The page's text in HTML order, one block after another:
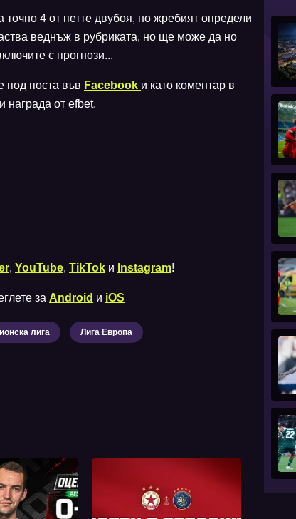
4 от петте двубоя, но жребият определи
веднъж в рубриката, но ще може да но
с прогнози...
под поста във Facebook и като коментар в
награда от efbet.
, YouTube, TikTok и Instagram!
за Android и iOS
лига Лига Европа